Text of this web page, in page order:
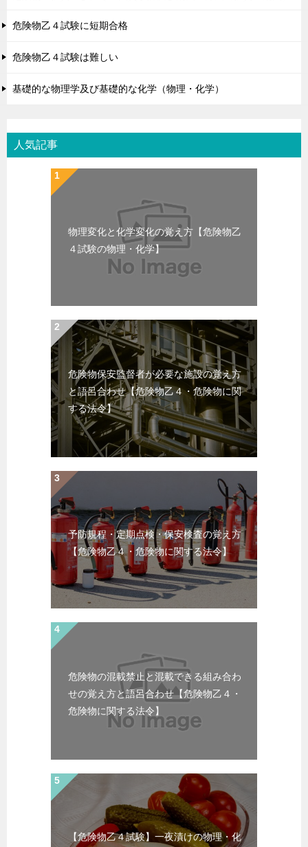
危険物乙４試験に短期合格
危険物乙４試験は難しい
基礎的な物理学及び基礎的な化学（物理・化学）
人気記事
物理変化と化学変化の覚え方【危険物乙
４試験の物理・化学】
危険物保安監督者が必要な施設の覚え方
と語呂合わせ【危険物乙４・危険物に関
する法令】
予防規程・定期点検・保安検査の覚え方
【危険物乙４・危険物に関する法令】
危険物の混載禁止と混載できる組み合わ
せの覚え方と語呂合わせ【危険物乙４・
危険物に関する法令】
【危険物乙４試験】一夜漬けの物理・化